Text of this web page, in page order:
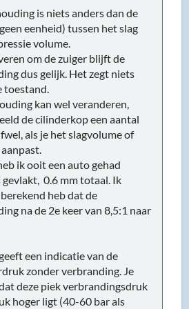
is niets anders dan de
eenheid) tussen het slag
volume.
om de zuiger blijft de
dus gelijk. Het zegt niets
toestand.
kan wel veranderen,
de cilinderkop een aantal
als je het slagvolume of
ik ooit een auto gehad
0.6 mm totaal. Ik
heb dat de
na de 2e keer van 8,5:1 naar
een indicatie van de
zonder verbranding. Je
deze piek verbrandingsdruk
hoger ligt (40-60 bar als